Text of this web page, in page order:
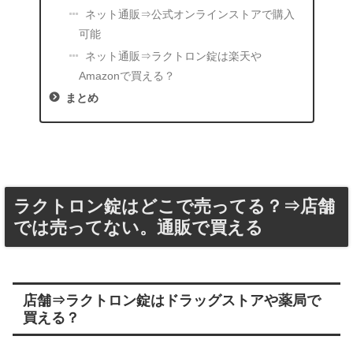
ネット通販⇒公式オンラインストアで購入
可能
ネット通販⇒ラクトロン錠は楽天や
Amazonで買える？
まとめ
ラクトロン錠はどこで売ってる？⇒店舗
では売ってない。通販で買える
店舗⇒ラクトロン錠はドラッグストアや薬局で
買える？